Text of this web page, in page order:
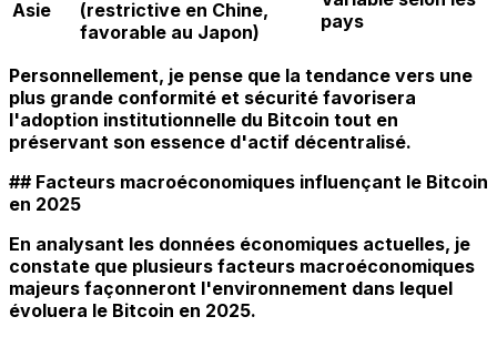
Asie
(restrictive en Chine,
favorable au Japon)
pays
Personnellement, je pense que la tendance vers une
plus grande conformité et sécurité favorisera
l'adoption institutionnelle du Bitcoin tout en
préservant son essence d'actif décentralisé.
## Facteurs macroéconomiques influençant le Bitcoin
en 2025
En analysant les données économiques actuelles, je
constate que plusieurs facteurs macroéconomiques
majeurs façonneront l'environnement dans lequel
évoluera le Bitcoin en 2025.